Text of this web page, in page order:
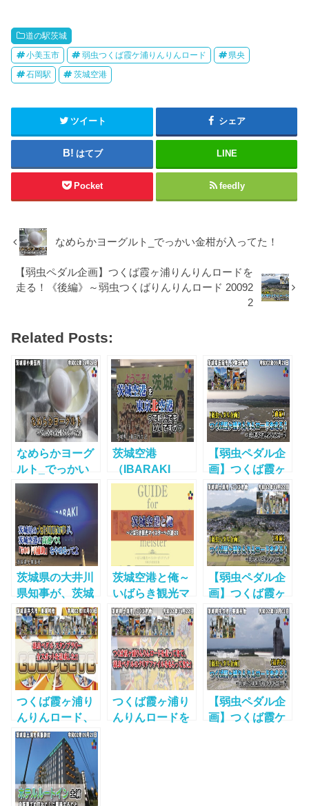
道の駅茨城
小美玉市 弱虫つくば霞ケ浦りんりんロード 県央
石岡駅 茨城空港
ツイート シェア
はてブ LINE
Pocket feedly
なめらかヨーグルト_でっかい金柑が入ってた！
【弱虫ペダル企画】つくば霞ヶ浦りんりんロードを
走る！《後編》～弱虫つくばりんりんロード 20092
2
Related Posts:
なめらかヨーグ
ルト_でっかい
金柑が入って
た！
茨城空港
（IBARAKI
AIRPORT ）を
「東京北空港」
と呼んでもいい
ですか？
【弱虫ペダル企
画】つくば霞ヶ
浦りんりんロー
ドを走る！《前
編》～弱虫霞ヶ
浦りんりんロー
ド 200921
茨城県の大井川
県知事が、茨城
空港の高速バス
「500円補助」
をやめるってよ
_200123
茨城空港と俺～
いばらき観光マ
イスターへの道
20
【弱虫ペダル企
画】つくば霞ヶ
浦りんりんロー
ドを走る！《後
編》～弱虫つく
ばりんりんロー
ド 200922
つくば霞ヶ浦り
んりんロード、
弱虫ペダル スタ
ンプラリー全ス
ポットを達成し
た！！
つくば霞ヶ浦り
んりんロードを
【弱虫ペダル企
画】つくば霞ケ